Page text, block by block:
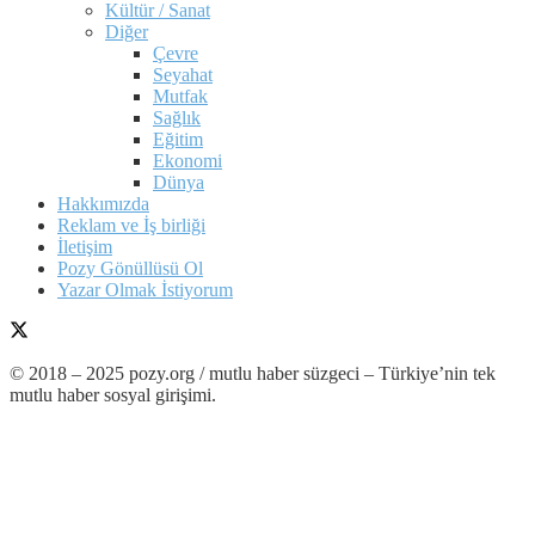
Kültür / Sanat
Diğer
Çevre
Seyahat
Mutfak
Sağlık
Eğitim
Ekonomi
Dünya
Hakkımızda
Reklam ve İş birliği
İletişim
Pozy Gönüllüsü Ol
Yazar Olmak İstiyorum
© 2018 – 2025 pozy.org / mutlu haber süzgeci – Türkiye’nin tek
mutlu haber sosyal girişimi.